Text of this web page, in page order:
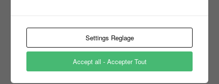
Maestro Masters money drop
n'oubliez pas les paroles
naguinoplp
tf1
Settings Reglage
Accept all - Accepter Tout